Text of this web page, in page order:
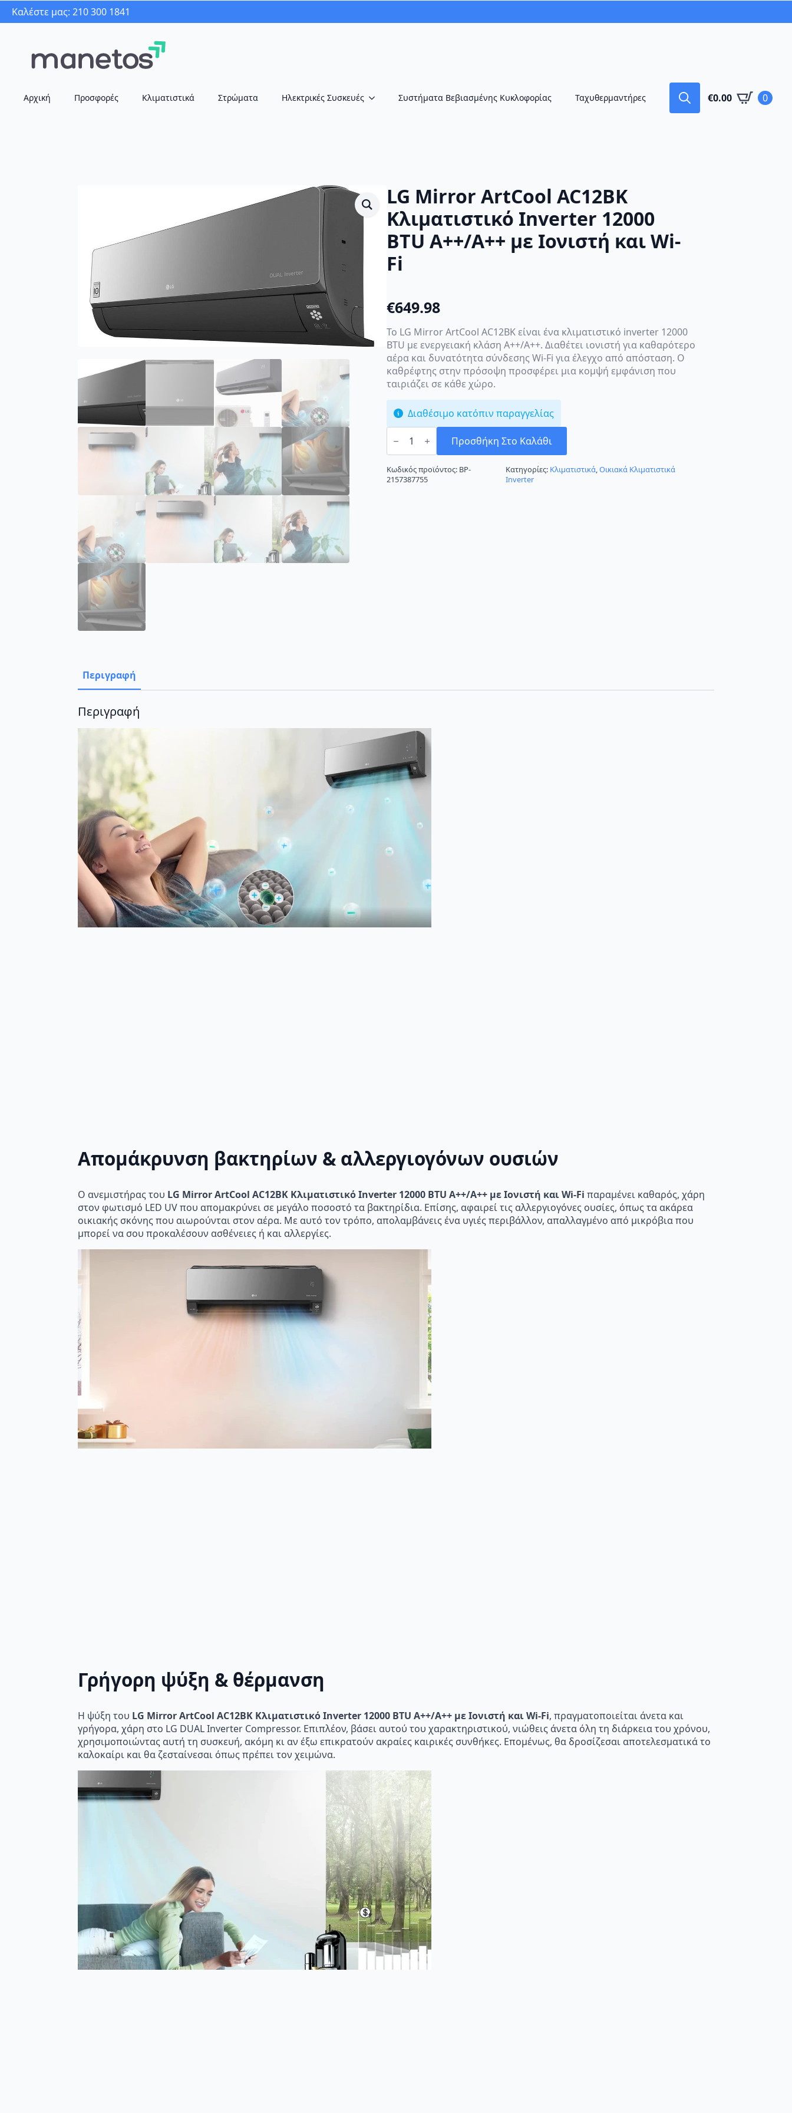
Καλέστε μας: 210 300 1841
Αρχική Προσφορές Κλιματιστικά Στρώματα Ηλεκτρικές Συσκευές Συστήματα Βεβιασμένης Κυκλοφορίας Ταχυθερμαντήρες €0.00 0
LG Mirror ArtCool AC12BK
Κλιματιστικό Inverter 12000
BTU A++/A++ με Ιονιστή και Wi-
Fi
€649.98
Το LG Mirror ArtCool AC12BK είναι ένα κλιματιστικό inverter 12000
BTU με ενεργειακή κλάση A++/A++. Διαθέτει ιονιστή για καθαρότερο
αέρα και δυνατότητα σύνδεσης Wi-Fi για έλεγχο από απόσταση. Ο
καθρέφτης στην πρόσοψη προσφέρει μια κομψή εμφάνιση που
ταιριάζει σε κάθε χώρο.
Διαθέσιμο κατόπιν παραγγελίας
LG
Mirror
AC12BK
Κλιματιστικό
Inverter
Προσθήκη Στο Καλάθι
Κωδικός προϊόντος: BP-
2157387755
Κατηγορίες: Κλιματιστικά,Οικιακά Κλιματιστικά
Inverter
Περιγραφή
Περιγραφή
Απομάκρυνση βακτηρίων & αλλεργιογόνων ουσιών
Ο ανεμιστήρας του LG Mirror ArtCool AC12BK Κλιματιστικό Inverter 12000 BTU A++/A++ με Ιονιστή και Wi-Fi παραμένει καθαρός, χάρη
στον φωτισμό LED UV που απομακρύνει σε μεγάλο ποσοστό τα βακτηρίδια. Επίσης, αφαιρεί τις αλλεργιογόνες ουσίες, όπως τα ακάρεα
οικιακής σκόνης που αιωρούνται στον αέρα. Με αυτό τον τρόπο, απολαμβάνεις ένα υγιές περιβάλλον, απαλλαγμένο από μικρόβια που
μπορεί να σου προκαλέσουν ασθένειες ή και αλλεργίες.
Γρήγορη ψύξη & θέρμανση
Η ψύξη του LG Mirror ArtCool AC12BK Κλιματιστικό Inverter 12000 BTU A++/A++ με Ιονιστή και Wi-Fi, πραγματοποιείται άνετα και
γρήγορα, χάρη στο LG DUAL Inverter Compressor. Επιπλέον, βάσει αυτού του χαρακτηριστικού, νιώθεις άνετα όλη τη διάρκεια του χρόνου,
χρησιμοποιώντας αυτή τη συσκευή, ακόμη κι αν έξω επικρατούν ακραίες καιρικές συνθήκες. Επομένως, θα δροσίζεσαι αποτελεσματικά το
καλοκαίρι και θα ζεσταίνεσαι όπως πρέπει τον χειμώνα.